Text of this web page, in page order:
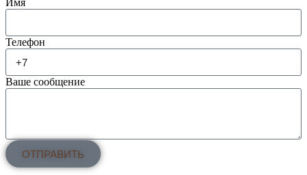
Имя
Телефон
Ваше сообщение
ОТПРАВИТЬ